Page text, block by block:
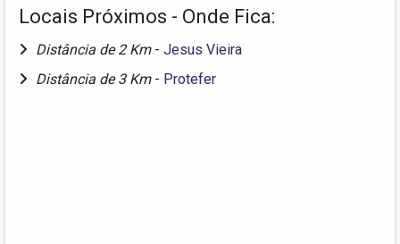
Locais Próximos - Onde Fica:
Distância de 2 Km - Jesus Vieira
Distância de 3 Km - Protefer